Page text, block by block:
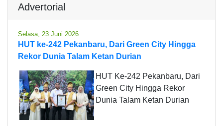
Advertorial
Selasa, 23 Juni 2026
HUT ke-242 Pekanbaru, Dari Green City Hingga
Rekor Dunia Talam Ketan Durian
HUT Ke-242 Pekanbaru, Dari
Green City Hingga Rekor
Dunia Talam Ketan Durian